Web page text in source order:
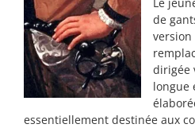
de
version
dirigée
longue
essentiellement destinée aux